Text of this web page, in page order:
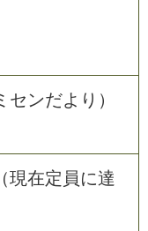
センだより）
現在定員に達